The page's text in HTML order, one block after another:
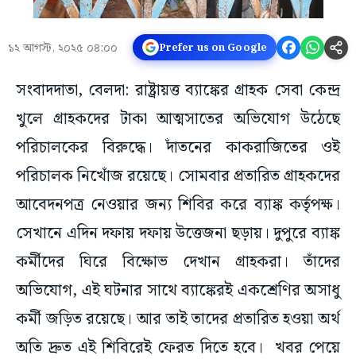
১২ আগস্ট, ২০২৫ ০৪:০০ Prefer us on Google
সংবাদদাতা, বেলদা: রাষ্ট্রায়ত্ত ব্যাঙ্কের গ্রাহক সেবা কেন্দ্র
খুলে গ্রাহকদের টাকা আত্মসাতের অভিযোগ উঠেছে
পরিচালকের বিরুদ্ধে। দাঁতনের কাকরাজিতের ওই
পরিচালক নিখোঁজ রয়েছে। সোমবার প্রতারিত গ্রাহকদের
আবেদনপত্র নেওয়ার জন্য শিবির করে ব্যাঙ্ক কর্তৃপক্ষ।
সেখানে এদিন দফায় দফায় উত্তেজনা ছড়ায়। দুপুরে ব্যাঙ্ক
কর্মীদের ঘিরে বিক্ষোভ দেখান গ্রাহকরা। তাঁদের
অভিযোগ, এই ঘটনার সাথে ব্যাঙ্কেরই একশ্রেণির অসাধু
কর্মী জড়িত রয়েছে। আর তাই তাদের প্রতারিত হওয়া অর্থ
অতি দ্রুত এই শিবিরেই ফেরত দিতে হবে। খবর পেয়ে